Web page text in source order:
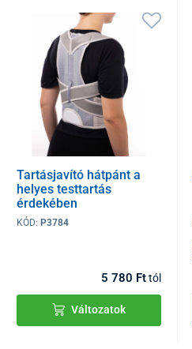
Tartásjavító hátpánt a
helyes testtartás
érdekében
KÓD: P3784
5 780 Ft tól
Változatok